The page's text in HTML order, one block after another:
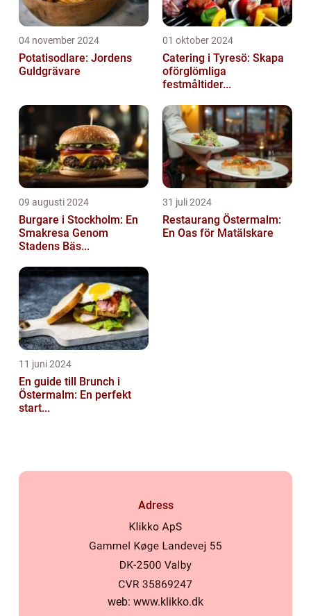
04 november 2024
Potatisodlare: Jordens
Guldgrävare
01 oktober 2024
Catering i Tyresö: Skapa
oförglömliga
festmåltider...
09 augusti 2024
Burgare i Stockholm: En
Smakresa Genom
Stadens Bäs...
31 juli 2024
Restaurang Östermalm:
En Oas för Matälskare
11 juni 2024
En guide till Brunch i
Östermalm: En perfekt
start...
Adress
web: www.klikko.dk